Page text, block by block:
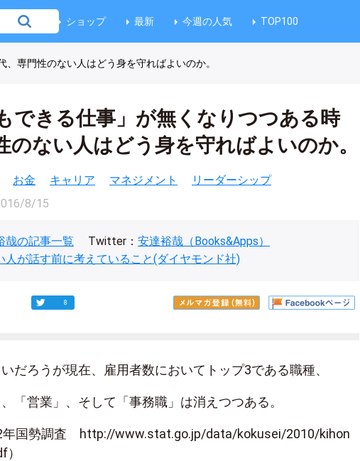
ショップ 最新 今週の人気 TOP100
、専門性のない人はどう身を守ればよいのか。
できる仕事」が無くなりつつある時
のない人はどう身を守ればよいのか。
お金 キャリア マネジメント
リーダーシップ
8/15
哉の記事一覧 Twitter： 安達裕哉（Books&Apps）
人が話す前に考えていること(ダイヤモンド社)
8
だろうが現在、雇用者数においてトップ3である職種、
、「営業」、そして「事務職」は消えつつある。
年国勢調査 http://www.stat.go.jp/data/kokusei/2010/kihon